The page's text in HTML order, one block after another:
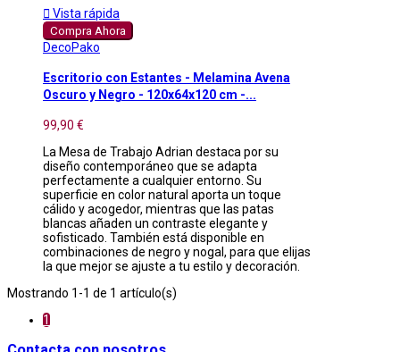
 Vista rápida
Compra Ahora
DecoPako
Escritorio con Estantes - Melamina Avena
Oscuro y Negro - 120x64x120 cm -...
99,90 €
La Mesa de Trabajo Adrian destaca por su
diseño contemporáneo que se adapta
perfectamente a cualquier entorno. Su
superficie en color natural aporta un toque
cálido y acogedor, mientras que las patas
blancas añaden un contraste elegante y
sofisticado. También está disponible en
combinaciones de negro y nogal, para que elijas
la que mejor se ajuste a tu estilo y decoración.
Mostrando 1-1 de 1 artículo(s)
1